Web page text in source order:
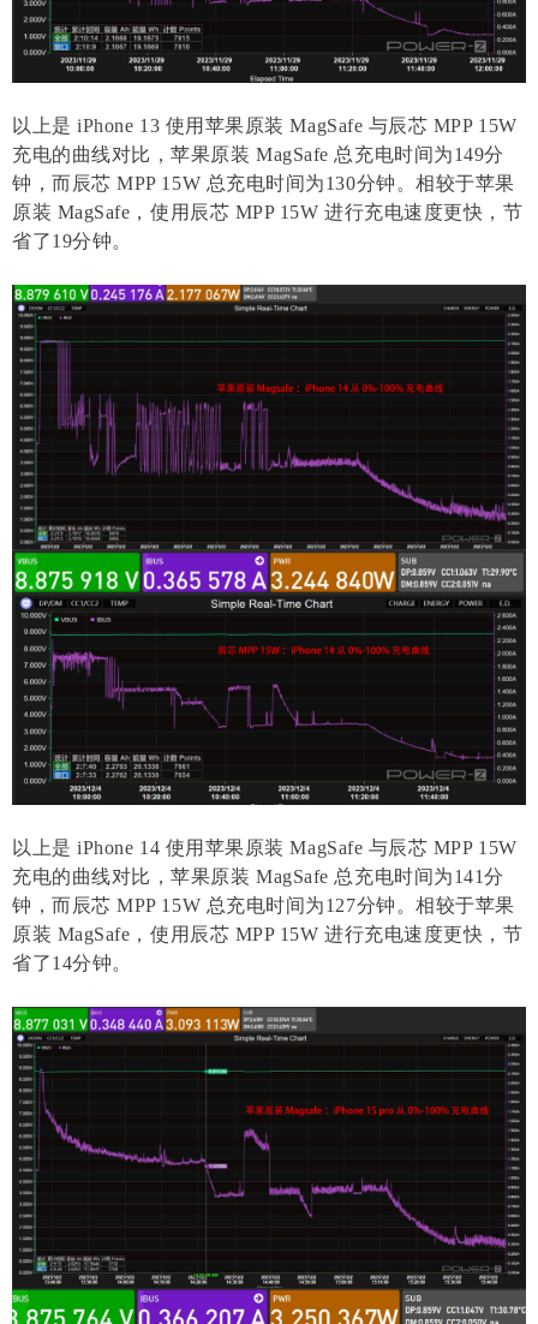
以上是 iPhone 13 使用苹果原装 MagSafe 与辰芯 MPP 15W
充电的曲线对比，苹果原装 MagSafe 总充电时间为149分
钟，而辰芯 MPP 15W 总充电时间为130分钟。相较于苹果
原装 MagSafe，使用辰芯 MPP 15W 进行充电速度更快，节
省了19分钟。
以上是 iPhone 14 使用苹果原装 MagSafe 与辰芯 MPP 15W
充电的曲线对比，苹果原装 MagSafe 总充电时间为141分
钟，而辰芯 MPP 15W 总充电时间为127分钟。相较于苹果
原装 MagSafe，使用辰芯 MPP 15W 进行充电速度更快，节
省了14分钟。